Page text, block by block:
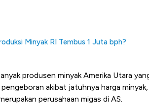
Minyak RI Tembus 1 Juta bph?
produsen minyak Amerika Utara
akibat jatuhnya harga
perusahaan migas di AS.
Ini
Langit